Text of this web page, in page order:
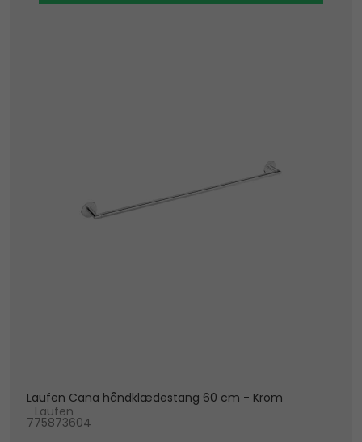
Laufen Cana håndklædestang 60 cm - Krom
Laufen
775873604